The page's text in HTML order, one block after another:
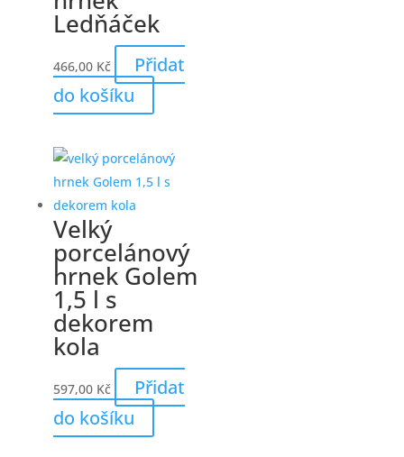
Ledňáček
466,00 Kč
Přidat
do košíku
Velký
porcelánový
hrnek Golem
1,5 l s
dekorem
kola
597,00 Kč
Přidat
do košíku